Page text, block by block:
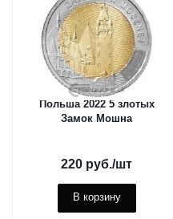
Польша 2022 5 злотых
Замок Мошна
220 руб./шт
В корзину